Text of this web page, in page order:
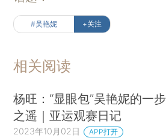
#吴艳妮 +关注
相关阅读
杨旺：“显眼包”吴艳妮的一步
之遥｜亚运观赛日记
2023年10月02日 APP打开